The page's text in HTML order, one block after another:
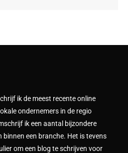
ik de meest recente online
ondernemers in de regio
ik een aantal bijzondere
een branche. Het is tevens
om een blog te schrijven voor